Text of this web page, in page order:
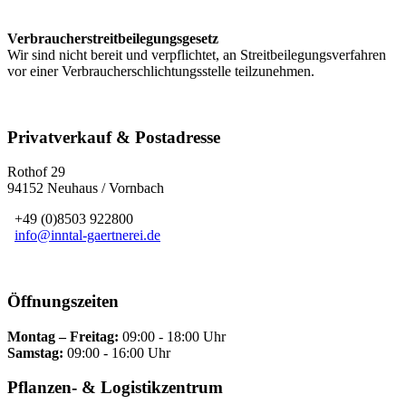
Verbraucherstreitbeilegungsgesetz
Wir sind nicht bereit und verpflichtet, an Streitbeilegungsverfahren
vor einer Verbraucherschlichtungsstelle teilzunehmen.
Privatverkauf & Postadresse
Rothof 29
94152 Neuhaus / Vornbach
+49 (0)8503 922800
info@inntal-gaertnerei.de
Öffnungszeiten
Montag – Freitag: 09:00 - 18:00 Uhr
Samstag: 09:00 - 16:00 Uhr
Pflanzen- & Logistikzentrum